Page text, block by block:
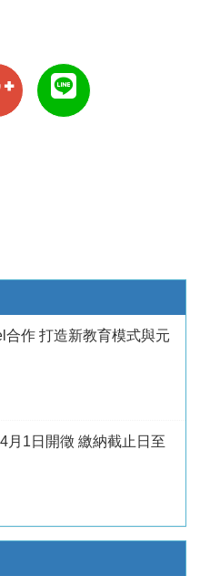
合作 打造新教育模式與元
月1日開徵 繳納截止日至